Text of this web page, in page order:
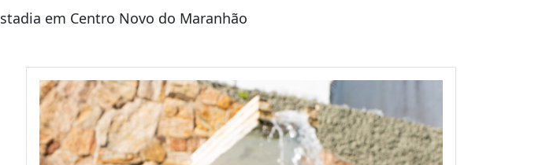
em Centro Novo do Maranhão